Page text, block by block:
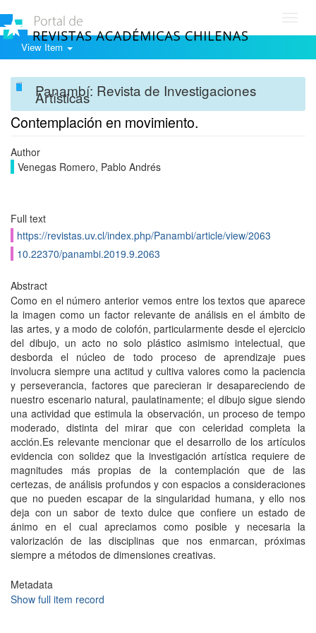
View Item
Panambí: Revista de Investigaciones
Artísticas
Contemplación en movimiento.
Author
Venegas Romero, Pablo Andrés
Full text
https://revistas.uv.cl/index.php/Panambi/article/view/2063
10.22370/panambi.2019.9.2063
Abstract
Como en el número anterior vemos entre los textos que aparece
la imagen como un factor relevante de análisis en el ámbito de
las artes, y a modo de colofón, particularmente desde el ejercicio
del dibujo, un acto no solo plástico asimismo intelectual, que
desborda el núcleo de todo proceso de aprendizaje pues
involucra siempre una actitud y cultiva valores como la paciencia
y perseverancia, factores que parecieran ir desapareciendo de
nuestro escenario natural, paulatinamente; el dibujo sigue siendo
una actividad que estimula la observación, un proceso de tempo
moderado, distinta del mirar que con celeridad completa la
acción.Es relevante mencionar que el desarrollo de los artículos
evidencia con solidez que la investigación artística requiere de
magnitudes más propias de la contemplación que de las
certezas, de análisis profundos y con espacios a consideraciones
que no pueden escapar de la singularidad humana, y ello nos
deja con un sabor de texto dulce que confiere un estado de
ánimo en el cual apreciamos como posible y necesaria la
valorización de las disciplinas que nos enmarcan, próximas
siempre a métodos de dimensiones creativas.
Metadata
Show full item record